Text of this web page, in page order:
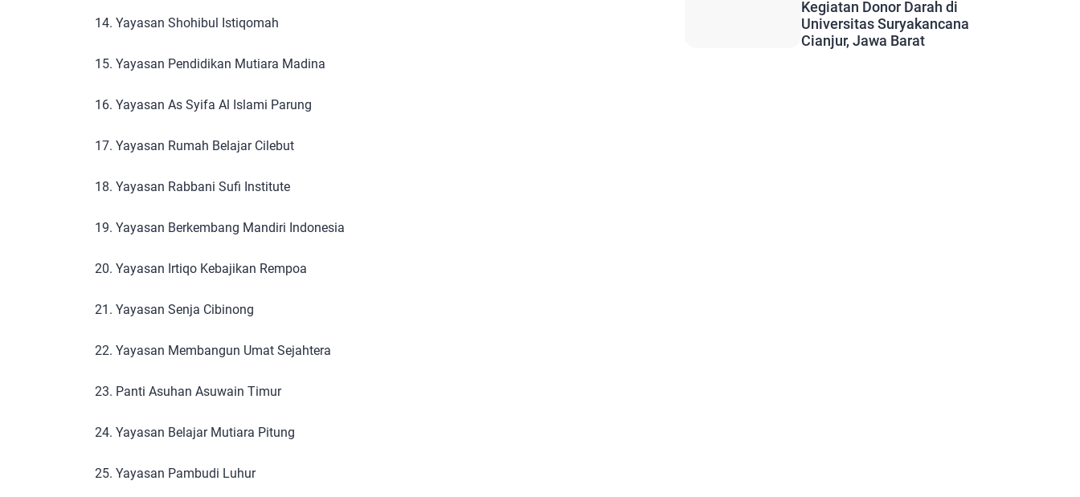
Yayasan Shohibul Istiqomah
Yayasan Pendidikan Mutiara Madina
Yayasan As Syifa Al Islami Parung
Yayasan Rumah Belajar Cilebut
Yayasan Rabbani Sufi Institute
Yayasan Berkembang Mandiri Indonesia
Yayasan Irtiqo Kebajikan Rempoa
Yayasan Senja Cibinong
Yayasan Membangun Umat Sejahtera
Panti Asuhan Asuwain Timur
Yayasan Belajar Mutiara Pitung
Yayasan Pambudi Luhur
Kegiatan Donor Darah di
Universitas Suryakancana
Cianjur, Jawa Barat